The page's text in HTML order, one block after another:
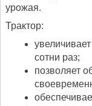
урожая.
Трактор:
сотни раз;
позволяет